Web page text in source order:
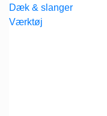
Dæk & slanger
Værktøj